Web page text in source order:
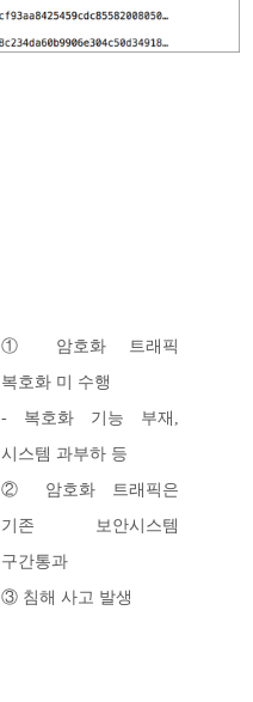
① 암호화 트래픽
복호화 미 수행
- 복호화 기능 부재,
시스템 과부하 등
② 암호화 트래픽은
기존 보안시스템
구간통과
③ 침해 사고 발생